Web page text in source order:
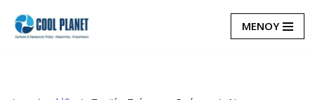
Μεταπηδήστε
ΜΕΝΟΥ